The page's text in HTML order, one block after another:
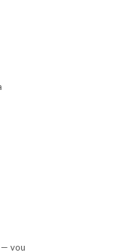
— vou